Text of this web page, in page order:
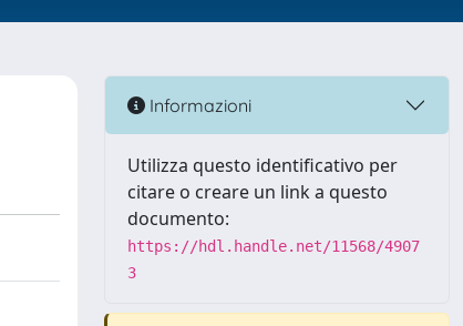
Informazioni
Utilizza questo identificativo per
citare o creare un link a questo
documento:
https://hdl.handle.net/11568/4907
3